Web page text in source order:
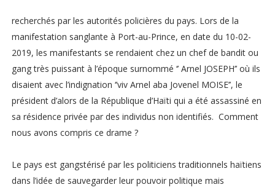
recherchés par les autorités policières du pays. Lors de la
manifestation sanglante à Port-au-Prince, en date du 10-02-
2019, les manifestants se rendaient chez un chef de bandit ou
gang très puissant à l’époque surnommé ‘’ Arnel JOSEPH’’ où ils
disaient avec l’indignation ‘’viv Arnel aba Jovenel MOISE’’, le
président d’alors de la République d’Haïti qui a été assassiné en
sa résidence privée par des individus non identifiés. Comment
nous avons compris ce drame ?
Le pays est gangstérisé par les politiciens traditionnels haïtiens
dans l’idée de sauvegarder leur pouvoir politique mais